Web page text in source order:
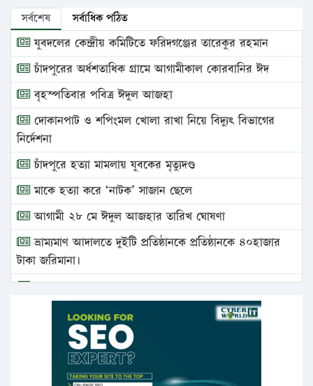
সর্বশেষ সর্বাধিক পঠিত
যুবদলের কেন্দ্রীয় কমিটিতে ফরিদগঞ্জের তারেকুর রহমান
চাঁদপুরের অর্ধশতাধিক গ্রামে আগামীকাল কোরবানির ঈদ
বৃহস্পতিবার পবিত্র ঈদুল আজহা
দোকানপাট ও শপিংমল খোলা রাখা নিয়ে বিদ্যুৎ বিভাগের
নির্দেশনা
চাঁদপুরে হত্যা মামলায় যুবকের মৃত্যুদণ্ড
মাকে হত্যা করে ‘নাটক’ সাজান ছেলে
আগামী ২৮ মে ঈদুল আজহার তারিখ ঘোষণা
ভ্রাম্যমাণ আদালতে দুইটি প্রতিষ্ঠানকে প্রতিষ্ঠানকে ৪০হাজার
টাকা জরিমানা।
এবার লঞ্চের ভাড়া বাড়ল
১৭ থেকে ২১ শতাংশ বিদ্যুতের দাম বাড়ানোর প্রস্তাব পিডিবির
১৬ মে চাঁদপুর ও ২৫ মে ফেনী সফরে যাবেন প্রধানমন্ত্রী
উচ্চশিক্ষায় গৌরবময় অর্জন: পূর্ণ স্কলারশিপে যুক্তরাষ্ট্রে
পিএইচডি করছেন কুয়েটের কৃতি…